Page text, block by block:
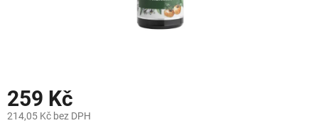
259 Kč
214,05 Kč bez DPH